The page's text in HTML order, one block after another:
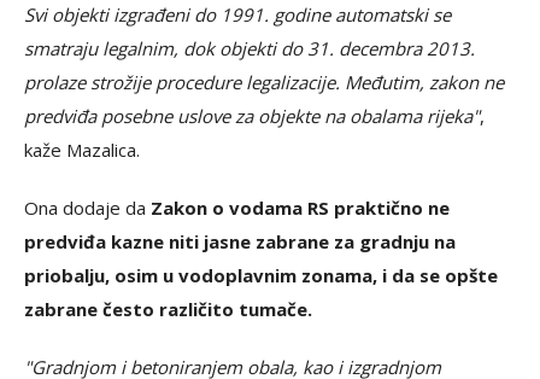
Svi objekti izgrađeni do 1991. godine automatski se
smatraju legalnim, dok objekti do 31. decembra 2013.
prolaze strožije procedure legalizacije. Međutim, zakon ne
predviđa posebne uslove za objekte na obalama rijeka",
kaže Mazalica.
Ona dodaje da Zakon o vodama RS praktično ne
predviđa kazne niti jasne zabrane za gradnju na
priobalju, osim u vodoplavnim zonama, i da se opšte
zabrane često različito tumače.
"Gradnjom i betoniranjem obala, kao i izgradnjom